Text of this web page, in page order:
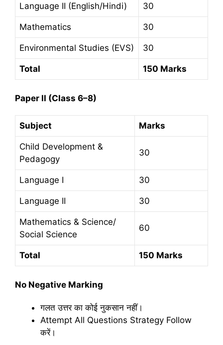
Language II (English/Hindi) 30
Mathematics 30
Environmental Studies (EVS) 30
Total 150 Marks
Paper II (Class 6–8)
Subject Marks
Child Development &
Pedagogy
30
Language I 30
Language II 30
Mathematics & Science/
Social Science
60
Total 150 Marks
No Negative Marking
गलत उत्तर का कोई नुकसान नहीं।
Attempt All Questions Strategy Follow
करें।